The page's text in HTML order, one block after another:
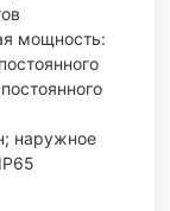
мощность:
наружное